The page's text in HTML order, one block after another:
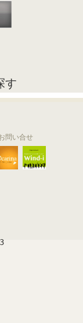
す
問い合せ